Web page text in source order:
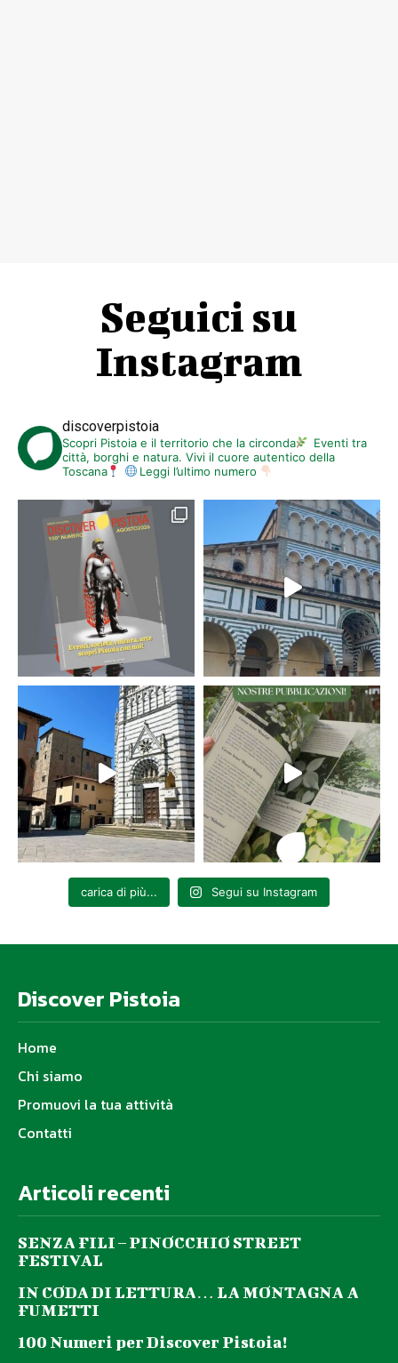
Seguici su
Instagram
discoverpistoia
Scopri Pistoia e il territorio che la circonda
Eventi tra
città, borghi e natura. Vivi il cuore autentico della
Toscana
Leggi l’ultimo numero
carica di più... Segui su Instagram
Discover Pistoia
Home
Chi siamo
Promuovi la tua attività
Contatti
Articoli recenti
SENZA FILI – PINOCCHIO STREET
FESTIVAL
IN CODA DI LETTURA… LA MONTAGNA A
FUMETTI
100 Numeri per Discover Pistoia!